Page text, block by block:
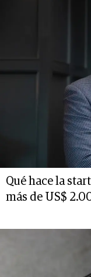
Qué hace la
más de US$